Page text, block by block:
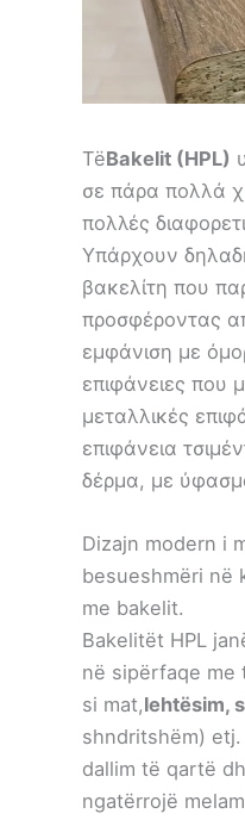
TëBakelit (HPL)
σε πάρα πολλά
πολλές
Υπάρχουν
βακελίτη που
προσφέροντας
εμφάνιση με
επιφάνειες που
μεταλλικές
επιφάνεια
δέρμα, με
Dizajn modern i
besueshmëri në
me bakelit.
Bakelitët HPL
në sipërfaqe me
si mat,lehtësim,
shndritshëm)
dallim të qartë
ngatërrojë